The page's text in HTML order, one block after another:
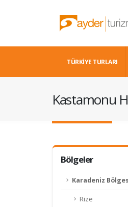
TÜRKİYE TURLARI
Kastamonu
Bölgeler
Karadeniz
Rize